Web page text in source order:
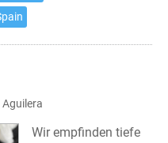
Wir empfinden tiefe